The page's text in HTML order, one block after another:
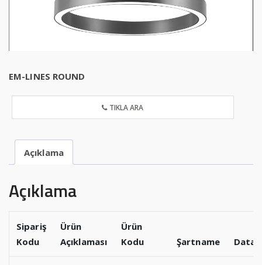
EM-LINES ROUND
TIKLA ARA
Açıklama
Açıklama
Sipariş
Kodu
Ürün
Açıklaması
Ürün
Kodu
Şartname